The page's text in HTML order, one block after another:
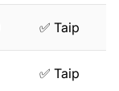
✅ Taip
✅ Taip